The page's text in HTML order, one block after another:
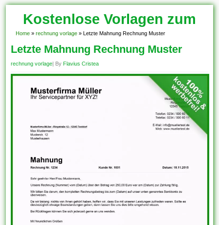
Kostenlose Vorlagen zum
Download!
Home » rechnung vorlage » Letzte Mahnung Rechnung Muster
Letzte Mahnung Rechnung Muster
rechnung vorlage| By Flavius Cristea